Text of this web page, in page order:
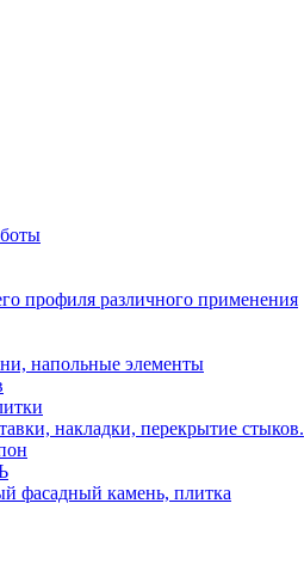
профиля различного применения
напольные элементы
накладки, перекрытие стыков.
фасадный камень, плитка